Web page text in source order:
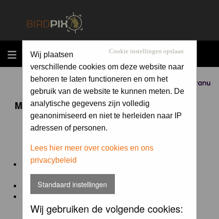
MENU
Sponsored by
Cookie instellingen opslaan
Wij plaatsen
verschillende cookies om deze website naar
behoren te laten functioneren en om het
gebruik van de website te kunnen meten. De
analytische gegevens zijn volledig
geanonimiseerd en niet te herleiden naar IP
adressen of personen.
Lees hier meer over cookies en ons
privacybeleid
Standaard instellingen
Wij gebruiken de volgende cookies:
Maandopdracht 'lentekriebels'
De maandopdracht van Birdpix is een competitie voor
en door de Birdpix fotografen community:
Het onderwerp van de opdracht wordt bepaald door de
winnaar van de laatste maandopdracht
De community nomineert de winnaar.
Geregistreerde gebruikers van Birdpix kunnen onder
deze voorwaardendeelnemen.